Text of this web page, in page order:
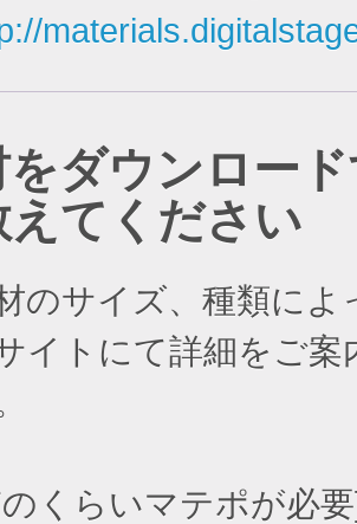
をダウンロー
えてください
のサイズ、種類に
イトにて詳細をご
くらいマテポが必